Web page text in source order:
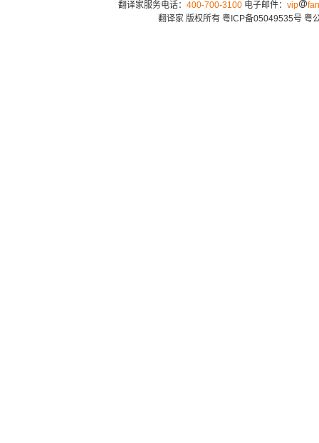
翻译家服务电话： 400-700-3100电子邮件： vip
翻译家 版权所有 粤ICP备05049535号 粤